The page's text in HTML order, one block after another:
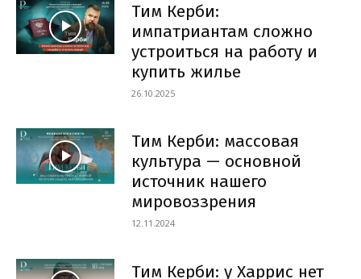
Тим Керби:
импатриантам сложно
устроиться на работу и
купить жилье
26.10.2025
Тим Керби: массовая
культура — основной
источник нашего
мировоззрения
12.11.2024
Тим Керби: у Харрис нет